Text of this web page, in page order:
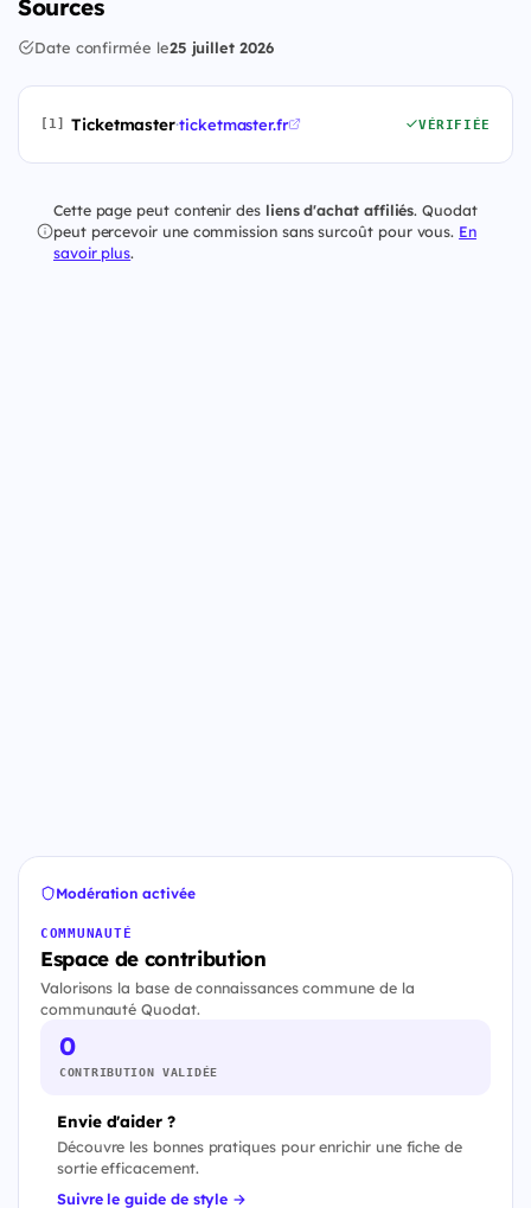
Sources
Date confirmée le25 juillet 2026
[1] Ticketmaster·ticketmaster.fr VÉRIFIÉE
Cette page peut contenir des liens d'achat affiliés. Quodat
peut percevoir une commission sans surcoût pour vous. En
savoir plus.
Modération activée
COMMUNAUTÉ
Espace de contribution
Valorisons la base de connaissances commune de la
communauté Quodat.
0
CONTRIBUTION VALIDÉE
Envie d'aider ?
Découvre les bonnes pratiques pour enrichir une fiche de
sortie efficacement.
Suivre le guide de style →